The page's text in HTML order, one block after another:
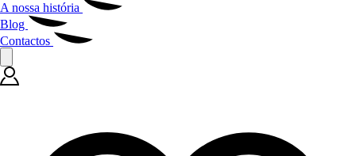
A nossa história
Blog
Contactos